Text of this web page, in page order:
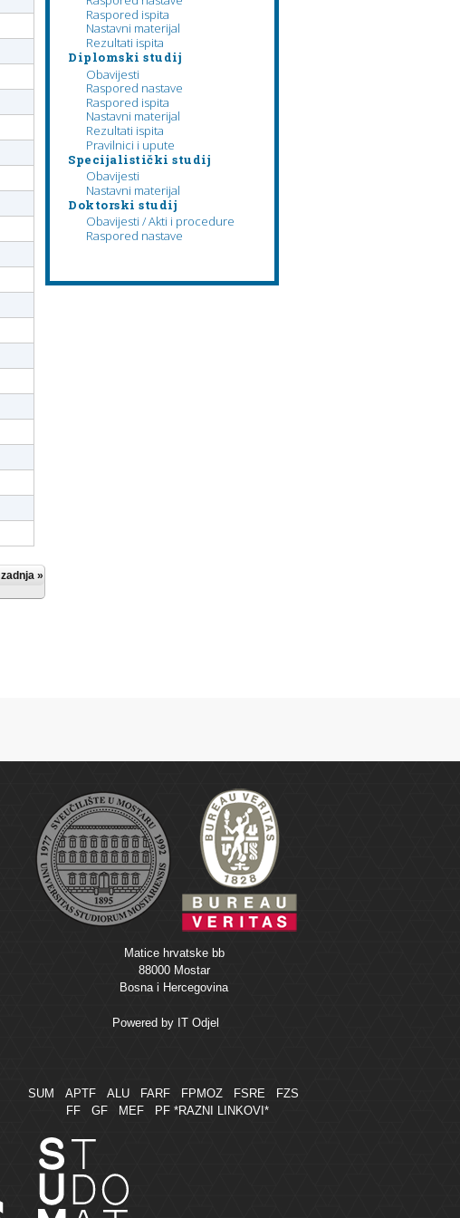
zadnja »
Raspored ispita
Nastavni materijal
Rezultati ispita
Diplomski studij
Obavijesti
Raspored nastave
Raspored ispita
Nastavni materijal
Rezultati ispita
Pravilnici i upute
Specijalistički studij
Obavijesti
Nastavni materijal
Doktorski studij
Obavijesti / Akti i procedure
Raspored nastave
Matice hrvatske bb
88000 Mostar
Bosna i Hercegovina
Powered by IT Odjel
SUM APTF ALU FARF FPMOZ FSRE
FZS
FF
GF MEF PF *RAZNI LINKOVI*